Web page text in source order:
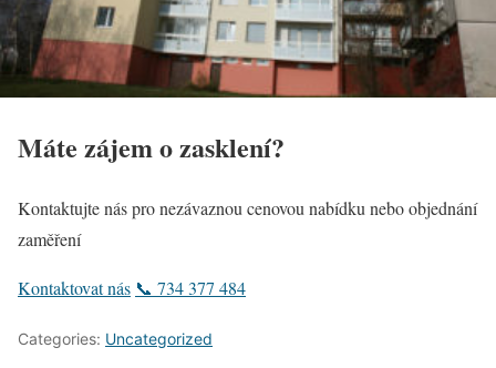
Máte zájem o zasklení?
Kontaktujte nás pro nezávaznou cenovou nabídku nebo objednání
zaměření
Kontaktovat nás 📞 734 377 484
Categories: Uncategorized